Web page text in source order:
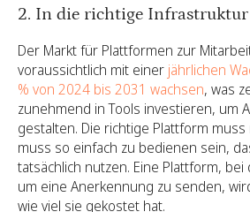
2. In die richtige
Der Markt für Plattformen zur
voraussichtlich mit einer jährlichen
% von 2024 bis 2031 wachsen, was
zunehmend in Tools investieren, um
gestalten. Die richtige Plattform
muss so einfach zu bedienen sein,
tatsächlich nutzen. Eine Plattform,
um eine Anerkennung zu senden,
wie viel sie gekostet hat.